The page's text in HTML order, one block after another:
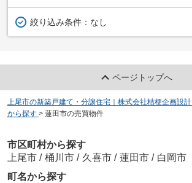
絞り込み条件： なし
ページトップへ
上尾市の新築戸建て・分譲住宅｜株式会社桔梗企画設計
から探す > 蓮田市の売買物件
市区町村から探す
上尾市 / 桶川市 / 久喜市 / 蓮田市 / 白岡市
町名から探す